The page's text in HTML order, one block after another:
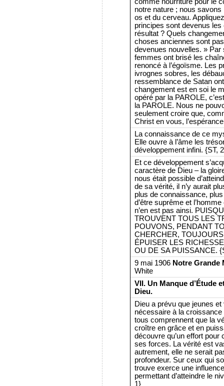
notre nature ; nous savons
os et du cerveau.
principes sont devenus
résultat ? Quels
choses anciennes sont
devenues nouvelles. »
femmes ont brisé les
renoncé à l’égoïsme. Les
ivrognes sobres, les
ressemblance de Satan
changement est en soi le
opéré par la PAROLE,
la PAROLE. Nous ne
seulement croire que,
Christ en vous,
La connaissance de ce
Elle ouvre à l’âme les
développement infini. {ST,
Et ce développement
caractère de Dieu – la
nous était possible
de sa vérité, il n’y aurait
plus de connaissance,
d’être suprême et
n’en est pas ainsi.
TROUVENT TOUS LES
POUVONS, PENDANT
CHERCHER,
ÉPUISER LES
OU DE SA PUISSANCE.
9 mai 1906 Notre Grande
White
VII. Un Manque d’Étude
Dieu.
Dieu a prévu que jeunes
nécessaire à la
tous comprennent que la
croître en grâce et en
découvre qu’un effort
ses forces. La vérité est
autrement, elle ne serait
profondeur. Sur ceux qui
trouve exerce une
permettant d’atteindre le
1}